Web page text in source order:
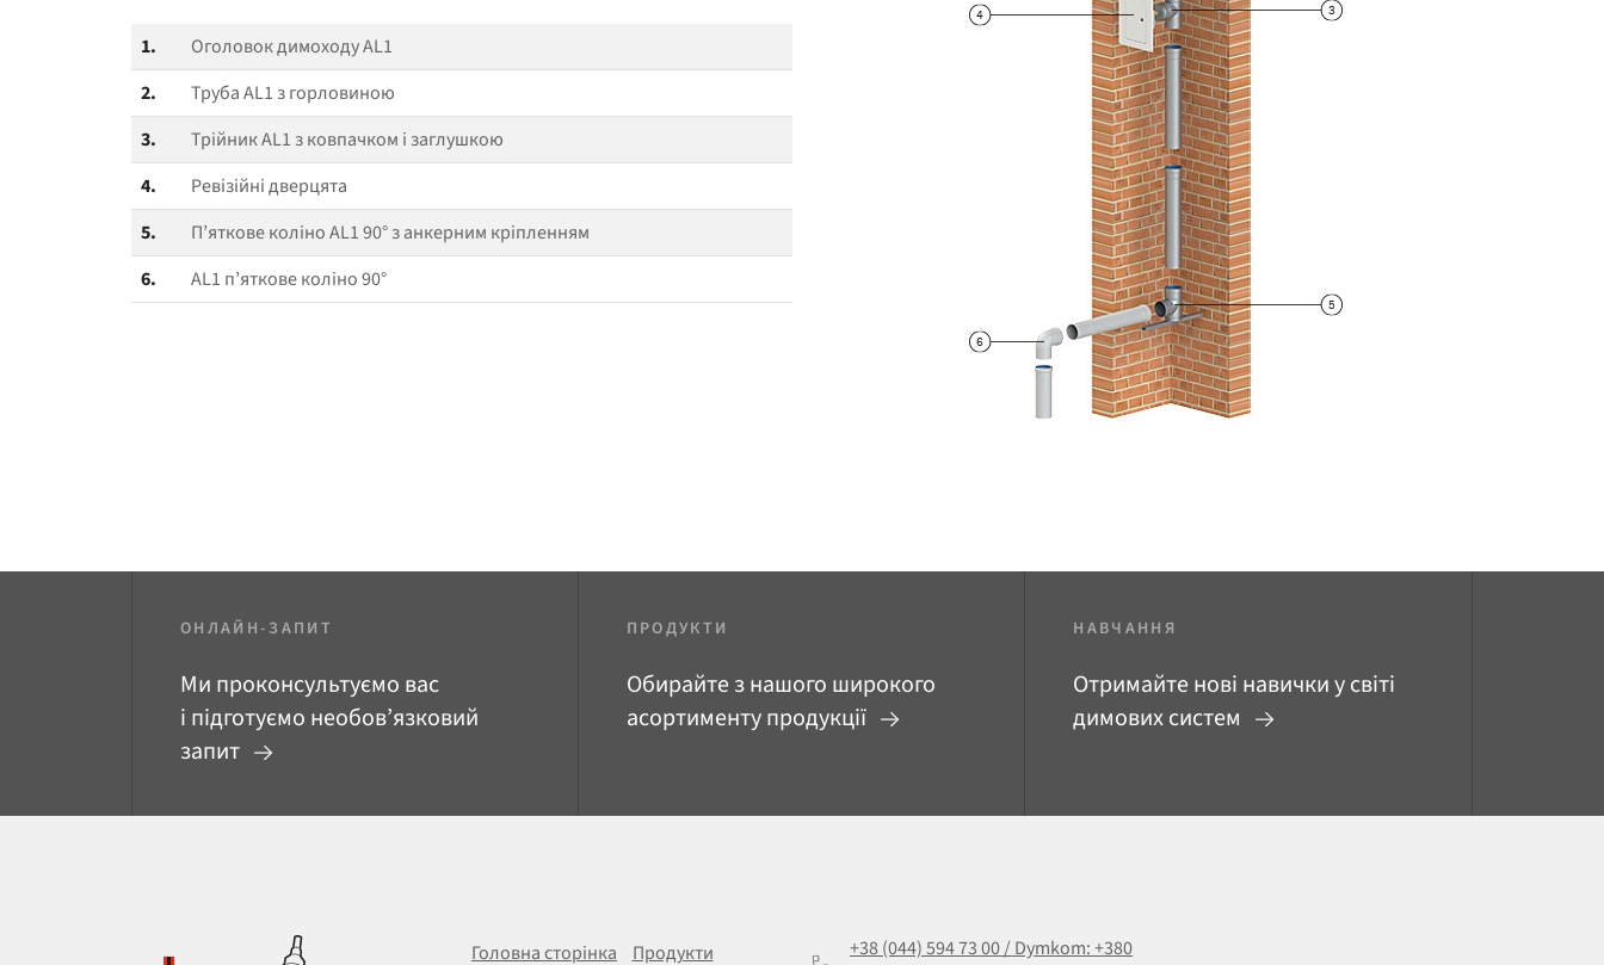
1.
Оголовок димоходу AL1
2.
Труба AL1 з горловиною
3.
Трійник AL1 з ковпачком і заглушкою
4.
Ревізійні дверцята
5.
П’яткове коліно AL1 90° з анкерним кріпленням
6.
AL1 п’яткове коліно 90°
ОНЛАЙН-ЗАПИТ
Ми проконсультуємо вас
і підготуємо необов’язковий
запит
ПРОДУКТИ
Обирайте з нашого широкого
асортименту продукції
НАВЧАННЯ
Отримайте нові навички у світі
димових систем
Головна сторінка Продукти
+38 (044) 594 73 00 / Dymkom: +380